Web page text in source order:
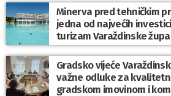
Minerva pred tehničkim
jedna od najvećih
turizam Varaždinske
Gradsko vijeće
važne odluke za
gradskom imovinom i